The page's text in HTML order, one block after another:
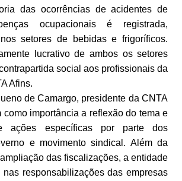
das ocorrências de acidentes de
ocupacionais é registrada,
setores de bebidas e frigoríficos.
lucrativo de ambos os setores
social aos profissionais da
Afins.
de Camargo, presidente da CNTA
como importância a reflexão do tema e
ações específicas por parte dos
e movimento sindical. Além da
das fiscalizações, a entidade
responsabilizações das empresas